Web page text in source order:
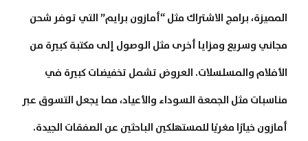
المميزة، برامج الاشتراك مثل “أمازون برايم” التي توفر شحن
مجاني وسريع ومزايا أخرى مثل الوصول إلى مكتبة كبيرة من
الأفلام والمسلسلات. العروض تشمل تخفيضات كبيرة في
مناسبات مثل الجمعة السوداء والأعياد، مما يجعل التسوق عبر
أمازون خيارًا مغريًا للمستهلكين الباحثين عن الصفقات الجيدة.